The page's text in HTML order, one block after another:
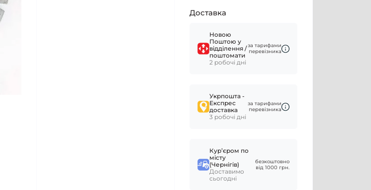
Доставка
Новою
Поштою у
відділення /
поштомати
2 робочі дні
за тарифами
перевізника
Укрпошта -
Експрес
доставка
3 робочі дні
за тарифами
перевізника
Курʼєром по
місту
(Чернігів)
Доставимо
сьогодні
безкоштовно
від 1000 грн.